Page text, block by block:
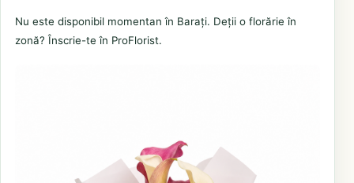
Nu este disponibil momentan în Barați. Deții o florărie în
zonă? Înscrie-te în ProFlorist.